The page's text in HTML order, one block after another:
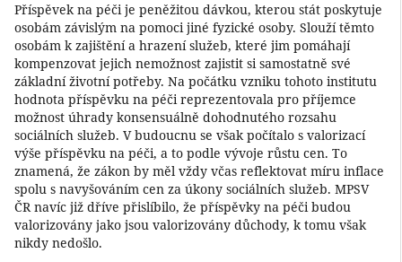
Příspěvek na péči je peněžitou dávkou, kterou stát poskytuje
osobám závislým na pomoci jiné fyzické osoby. Slouží těmto
osobám k zajištění a hrazení služeb, které jim pomáhají
kompenzovat jejich nemožnost zajistit si samostatně své
základní životní potřeby. Na počátku vzniku tohoto institutu
hodnota příspěvku na péči reprezentovala pro příjemce
možnost úhrady konsensuálně dohodnutého rozsahu
sociálních služeb. V budoucnu se však počítalo s valorizací
výše příspěvku na péči, a to podle vývoje růstu cen. To
znamená, že zákon by měl vždy včas reflektovat míru inflace
spolu s navyšováním cen za úkony sociálních služeb. MPSV
ČR navíc již dříve přislíbilo, že příspěvky na péči budou
valorizovány jako jsou valorizovány důchody, k tomu však
nikdy nedošlo.